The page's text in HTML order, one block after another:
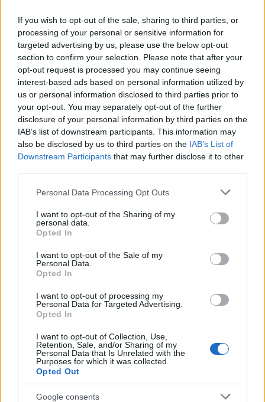
If you wish to opt-out of the sale, sharing to third parties, or
processing of your personal or sensitive information for
targeted advertising by us, please use the below opt-out
section to confirm your selection. Please note that after your
opt-out request is processed you may continue seeing
interest-based ads based on personal information utilized by
us or personal information disclosed to third parties prior to
your opt-out. You may separately opt-out of the further
disclosure of your personal information by third parties on the
IAB’s list of downstream participants. This information may
also be disclosed by us to third parties on the IAB’s List of
Downstream Participants that may further disclose it to other
Please note that this website/app uses one or more Google
not limited to your visit or usage behaviour. You may click to
grant or deny consent to Google and its third-party tags to
use your data for below specified purposes in below Google
consent section.
Personal Data Processing Opt Outs
I want to opt-out of the Sharing of my
personal data.
Opted In
I want to opt-out of the Sale of my
Personal Data.
Opted In
I want to opt-out of processing my
Personal Data for Targeted Advertising.
Opted In
I want to opt-out of Collection, Use,
Retention, Sale, and/or Sharing of my
Personal Data that Is Unrelated with the
Purposes for which it was collected.
Opted Out
Google consents
28 abril, 2021
Quienes somos
Señala una noticia
Actualidad.es es la gran fuente de información social. Actualidad,
su ciudad.
Para señalar a la redacción de cualquier error en el uso del material
confidencial, escríbanos a
la retirada del material que atenta contra los derechos de terceros.
Copyright © 2024 | Actualidad.es - Publicado en España por
- Numero REA 2729933 - Todos los derechos reservados.
Contacto-Politica de cookies -Política de privacidad Aviso legal
Procesamiento de datos
tecnología con Inteligencia Artificial y por creadores independientes